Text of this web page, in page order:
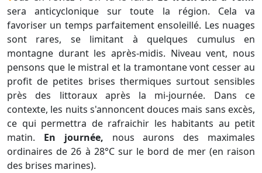
sera anticyclonique sur toute la région. Cela va
favoriser un temps parfaitement ensoleillé. Les nuages
sont rares, se limitant à quelques cumulus en
montagne durant les après-midis. Niveau vent, nous
pensons que le mistral et la tramontane vont cesser au
profit de petites brises thermiques surtout sensibles
près des littoraux après la mi-journée. Dans ce
contexte, les nuits s'annoncent douces mais sans excès,
ce qui permettra de rafraichir les habitants au petit
matin. En journée, nous aurons des maximales
ordinaires de 26 à 28°C sur le bord de mer (en raison
des brises marines).